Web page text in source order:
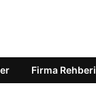
Firma Rehberi